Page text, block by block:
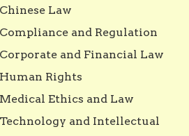
Law
and Regulation
and Financial Law
Rights
Ethics and Law
and Intellectual